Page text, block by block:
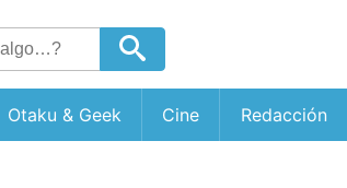
Otaku & Geek Cine Redacción